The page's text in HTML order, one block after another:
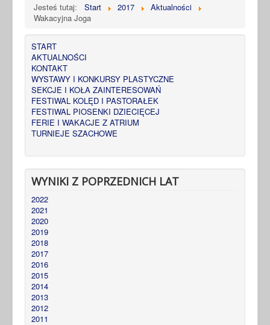
Jesteś tutaj: Start 2017
Aktualności
Wakacyjna Joga
START
AKTUALNOŚCI
KONTAKT
WYSTAWY I KONKURSY PLASTYCZNE
SEKCJE I KOŁA ZAINTERESOWAŃ
FESTIWAL KOLĘD I PASTORAŁEK
FESTIWAL PIOSENKI DZIECIĘCEJ
FERIE I WAKACJE Z ATRIUM
TURNIEJE SZACHOWE
WYNIKI Z POPRZEDNICH LAT
2022
2021
2020
2019
2018
2017
2016
2015
2014
2013
2012
2011